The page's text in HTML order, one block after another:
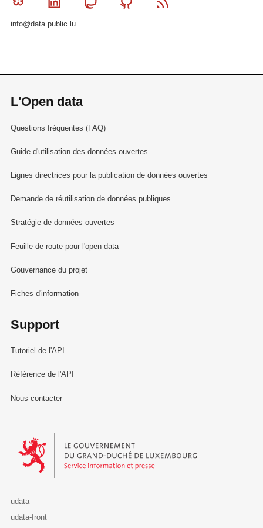
info@data.public.lu
L'Open data
Questions fréquentes (FAQ)
Guide d'utilisation des données ouvertes
Lignes directrices pour la publication de données ouvertes
Demande de réutilisation de données publiques
Stratégie de données ouvertes
Feuille de route pour l'open data
Gouvernance du projet
Fiches d'information
Support
Tutoriel de l'API
Référence de l'API
Nous contacter
Le Gouvernement du Grand-Duché de Luxembourg - Service
udata
udata-front